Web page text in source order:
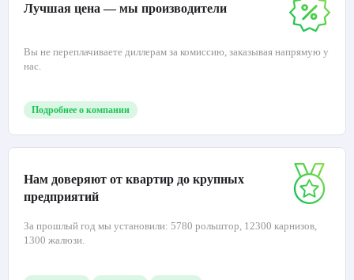
Лучшая цена — мы производители
Вы не переплачиваете диллерам за комиссию, заказывая напрямую у
нас.
Подробнее о компании
Нам доверяют от квартир до крупных
предприятий
За прошлый год мы установили: 5780 рольштор, 12300 карнизов,
1300 жалюзи.